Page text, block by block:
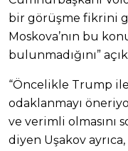
bir görüşme fikrini
Moskova’nın bu
bulunmadığını”
“Öncelikle Trump
odaklanmayı
ve verimli olmasını
diyen Uşakov